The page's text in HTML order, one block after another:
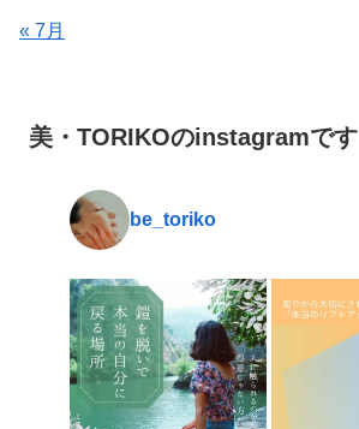
« 7月
美・TORIKOのinstagramです
be_toriko